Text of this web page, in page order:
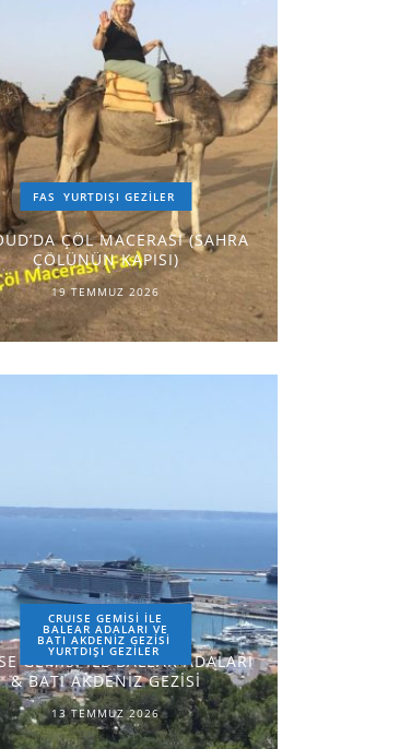
FAS YURTDIŞI GEZILER
ÇÖL MACERASI (SAHRA
ÇÖLÜNÜN KAPISI)
19 TEMMUZ 2026
CRUISE GEMİSİ İLE
BALEAR ADALARI VE
BATI AKDENİZ GEZİSİ
YURTDIŞI GEZILER
GEMİSİ İLE BALEAR ADALARI
& BATI AKDENİZ GEZİSİ
13 TEMMUZ 2026